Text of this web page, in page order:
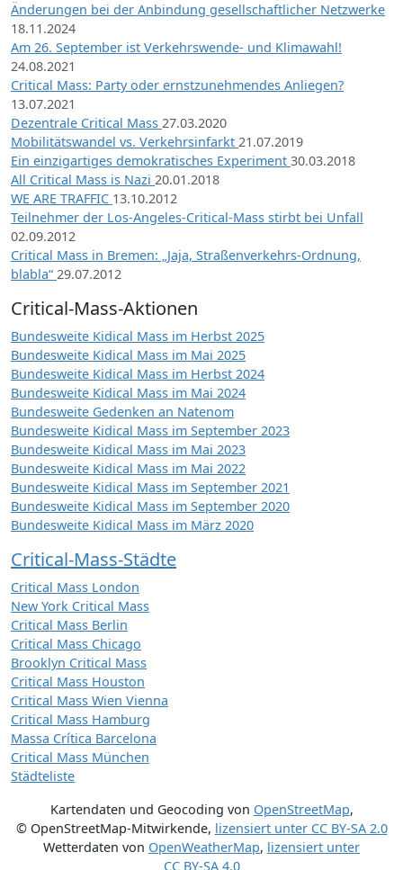
Änderungen bei der Anbindung gesellschaftlicher Netzwerke
18.11.2024
Am 26. September ist Verkehrswende- und Klimawahl!
24.08.2021
Critical Mass: Party oder ernstzunehmendes Anliegen?
13.07.2021
Dezentrale Critical Mass 27.03.2020
Mobilitätswandel vs. Verkehrsinfarkt 21.07.2019
Ein einzigartiges demokratisches Experiment 30.03.2018
All Critical Mass is Nazi 20.01.2018
WE ARE TRAFFIC 13.10.2012
Teilnehmer der Los-Angeles-Critical-Mass stirbt bei Unfall
02.09.2012
Critical Mass in Bremen: „Jaja, Straßenverkehrs-Ordnung,
blabla“ 29.07.2012
Critical-Mass-Aktionen
Bundesweite Kidical Mass im Herbst 2025
Bundesweite Kidical Mass im Mai 2025
Bundesweite Kidical Mass im Herbst 2024
Bundesweite Kidical Mass im Mai 2024
Bundesweite Gedenken an Natenom
Bundesweite Kidical Mass im September 2023
Bundesweite Kidical Mass im Mai 2023
Bundesweite Kidical Mass im Mai 2022
Bundesweite Kidical Mass im September 2021
Bundesweite Kidical Mass im September 2020
Bundesweite Kidical Mass im März 2020
Critical-Mass-Städte
Critical Mass London
New York Critical Mass
Critical Mass Berlin
Critical Mass Chicago
Brooklyn Critical Mass
Critical Mass Houston
Critical Mass Wien Vienna
Critical Mass Hamburg
Massa Crítica Barcelona
Critical Mass München
Städteliste
Kartendaten und Geocoding von OpenStreetMap,
© OpenStreetMap-Mitwirkende, lizensiert unter CC BY-SA 2.0
Wetterdaten von OpenWeatherMap, lizensiert unter
CC BY-SA 4.0